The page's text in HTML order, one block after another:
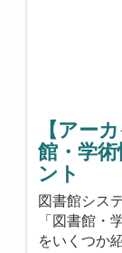
【アー
館・学
ント
図書館シス
「図書館・
をいくつか